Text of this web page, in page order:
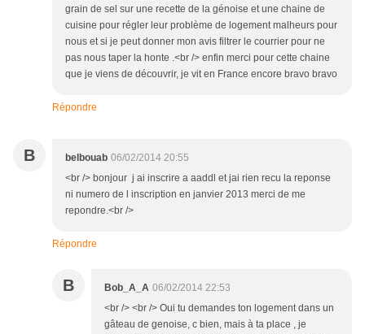
grain de sel sur une recette de la génoise et une chaine de
cuisine pour régler leur problème de logement malheurs pour
nous et si je peut donner mon avis filtrer le courrier pour ne
pas nous taper la honte .<br /> enfin merci pour cette chaine
que je viens de découvrir, je vit en France encore bravo bravo
Répondre
B belbouab 06/02/2014 20:55
<br /> bonjour j ai inscrire a aaddl et jai rien recu la reponse
ni numero de l inscription en janvier 2013 merci de me
repondre.<br />
Répondre
B Bob_A_A 06/02/2014 22:53
<br /> <br /> Oui tu demandes ton logement dans un
gâteau de genoise, c bien, mais à ta place , je